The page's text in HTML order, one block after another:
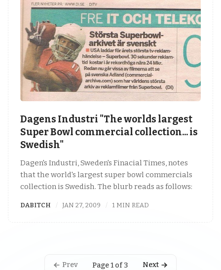
Dagens Industri "The worlds largest
Super Bowl commercial collection... is
Swedish"
Dagen's Industri, Sweden's Finacial Times, notes
that the world's largest super bowl commercials
collection is Swedish. The blurb reads as follows:
DABITCH JAN 27, 2009 1 MIN READ
Prev Page 1 of 3 Next